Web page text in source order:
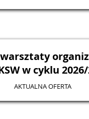
w cyklu
AKTUALNA OFERTA